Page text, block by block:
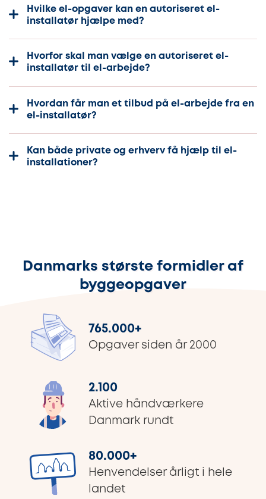
Hvilke el-opgaver kan en autoriseret el-
installatør hjælpe med?
Hvorfor skal man vælge en autoriseret el-
installatør til el-arbejde?
Hvordan får man et tilbud på el-arbejde fra en
el-installatør?
Kan både private og erhverv få hjælp til el-
installationer?
Danmarks største formidler af
byggeopgaver
765.000+
Opgaver siden år 2000
2.100
Aktive håndværkere
Danmark rundt
80.000+
Henvendelser årligt i hele
landet